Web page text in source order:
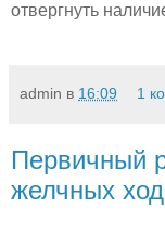
отвергнуть
admin в 16:09 1
Первичный
желчных